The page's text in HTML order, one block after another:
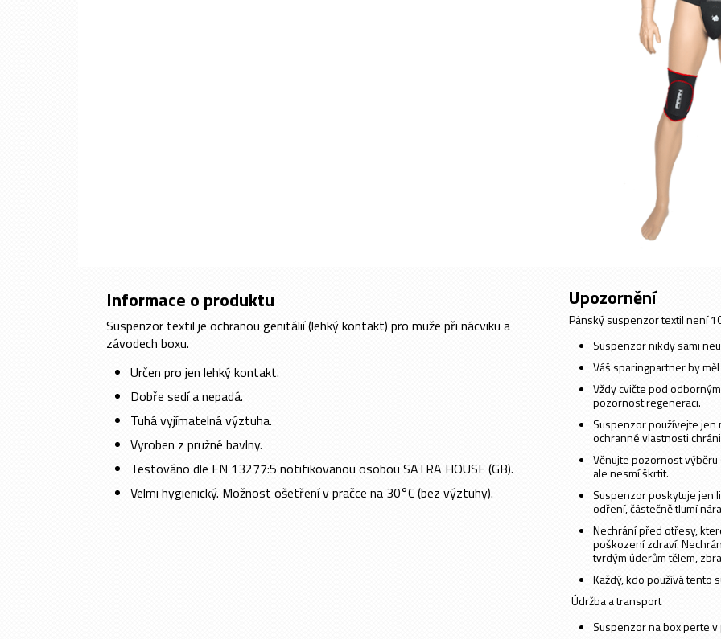
Informace o produktu
Suspenzor textil je ochranou genitálií (lehký kontakt) pro muže při nácviku a
závodech boxu.
Určen pro jen lehký kontakt.
Dobře sedí a nepadá.
Tuhá vyjímatelná výztuha.
Vyroben z pružné bavlny.
Testováno dle EN 13277:5 notifikovanou osobou SATRA HOUSE (GB).
Velmi hygienický. Možnost ošetření v pračce na 30°C (bez výztuhy).
Upozornění
Pánský suspenzor textil není
Suspenzor nikdy sami
Váš sparingpartner by
Vždy cvičte pod
pozornost regeneraci.
Suspenzor používejte jen
ochranné vlastnosti
Věnujte pozornost výběru
ale nesmí škrtit.
Suspenzor poskytuje jen
odření, částečně tlumí
Nechrání před otřesy,
poškození zdraví.
tvrdým úderům tělem,
Každý, kdo používá tento
Údržba a transport
Suspenzor na box perte